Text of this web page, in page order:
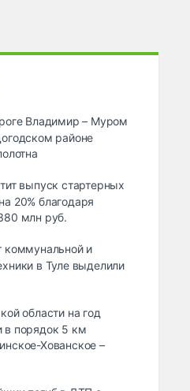
Владимир – Муром
районе
выпуск стартерных
20% благодаря
млн руб.
коммунальной и
в Туле выделили
области на год
в порядок 5 км
Хованское –